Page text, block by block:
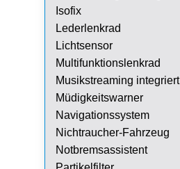
Isofix
Lederlenkrad
Lichtsensor
Multifunktionslenkrad
Musikstreaming integriert
Müdigkeitswarner
Navigationssystem
Nichtraucher-Fahrzeug
Notbremsassistent